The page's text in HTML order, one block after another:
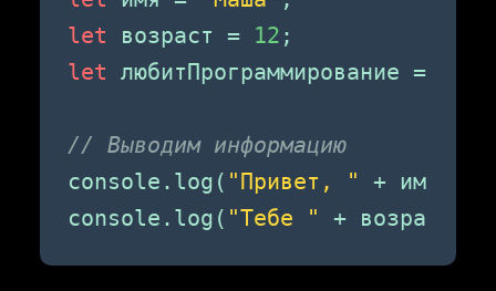
let возраст = 12 ;
let любитПрограммирование =
// Выводим информацию
console.log( "Привет, " + имя +
console.log( "Тебе " + возраст +